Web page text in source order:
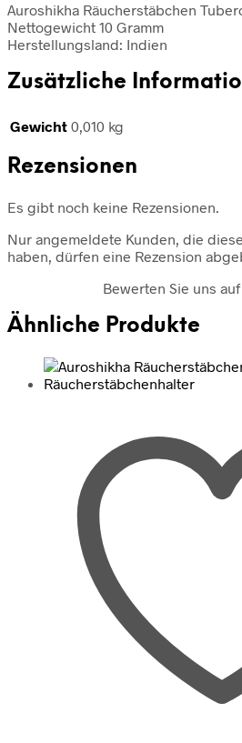
Auroshikha Räucherstäbchen
Nettogewicht 10 Gramm
Herstellungsland: Indien
Zusätzliche
Gewicht 0,010 kg
Rezensionen
Es gibt noch keine Rezensionen.
Nur angemeldete Kunden, die
haben, dürfen eine Rezension
Bewerten Sie uns auf
Ähnliche Produkte